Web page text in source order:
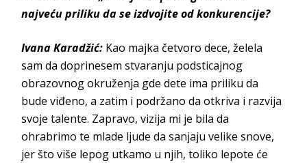
najveću priliku da se izdvojite od konkurencije?
Ivana Karadžić: Kao majka četvoro dece, želela
sam da doprinesem stvaranju podsticajnog
obrazovnog okruženja gde dete ima priliku da
bude viđeno, a zatim i podržano da otkriva i razvija
svoje talente. Zapravo, vizija mi je bila da
ohrabrimo te mlade ljude da sanjaju velike snove,
jer što više lepog utkamo u njih, toliko lepote će